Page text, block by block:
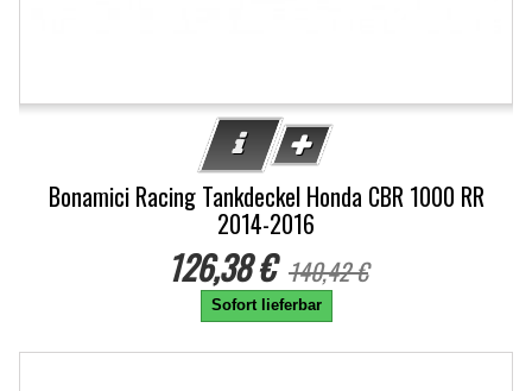
Bonamici Racing Tankdeckel Honda CBR 1000 RR
2014-2016
126,38 € 140,42 €
Sofort lieferbar